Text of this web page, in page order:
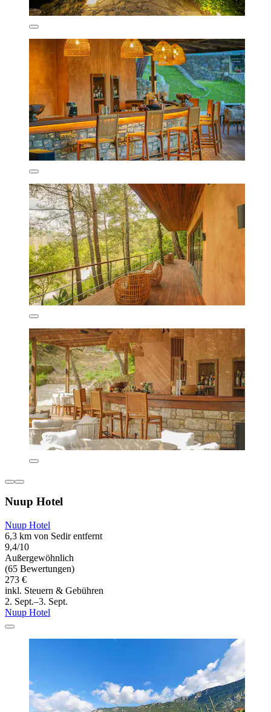
Nuup Hotel
Nuup Hotel
6,3 km von Sedir entfernt
9,4/10
Außergewöhnlich
(65 Bewertungen)
273 €
inkl. Steuern & Gebühren
2. Sept.–3. Sept.
Nuup Hotel